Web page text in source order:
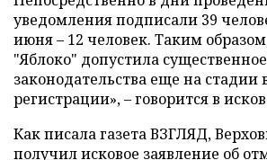
уведомления подписали 39
июня – 12 человек. Таким
"Яблоко" допустила
законодательства еще на
регистрации», – говорится в
Как писала газета ВЗГЛЯД,
получилисковое заявление об